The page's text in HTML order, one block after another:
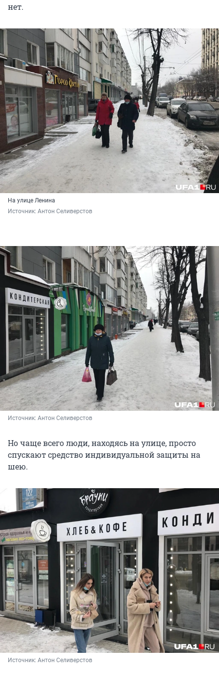
нет.
На улице Ленина
Источник: Антон Селиверстов
Источник: Антон Селиверстов
Но чаще всего люди, находясь на улице, просто
спускают средство индивидуальной защиты на
шею.
Источник: Антон Селиверстов